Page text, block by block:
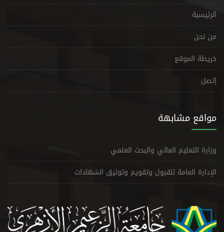
الرئيسية
من نحن
خريطة الموقع
إتصل
مواقع مشابهة
وزارة التعليم العالي والبحث العلمي
الإدارة العامة للقبول وتقويم وتوثيق الشهادات